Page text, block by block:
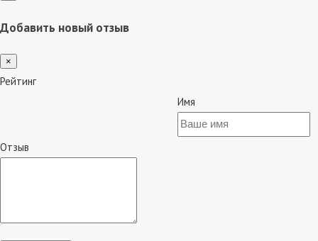
Добавить новый отзыв
×
Рейтинг
Имя
Отзыв